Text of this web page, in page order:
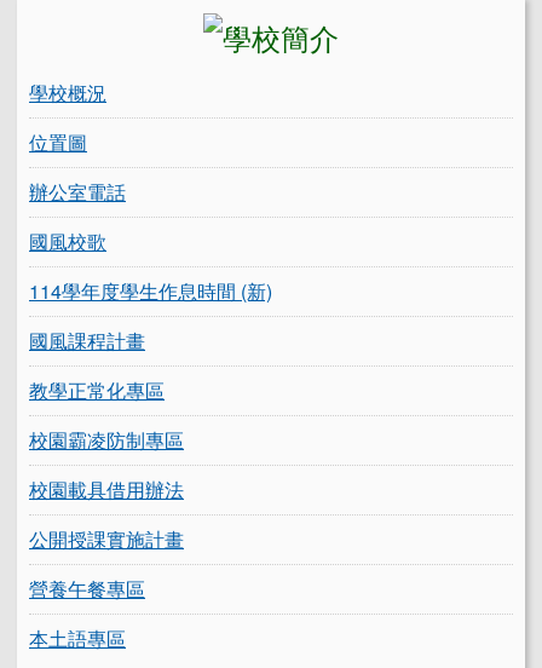
學校概況
位置圖
辦公室電話
國風校歌
114學年度學生作息時間 (新)
國風課程計畫
教學正常化專區
校園霸凌防制專區
校園載具借用辦法
公開授課實施計畫
營養午餐專區
本土語專區